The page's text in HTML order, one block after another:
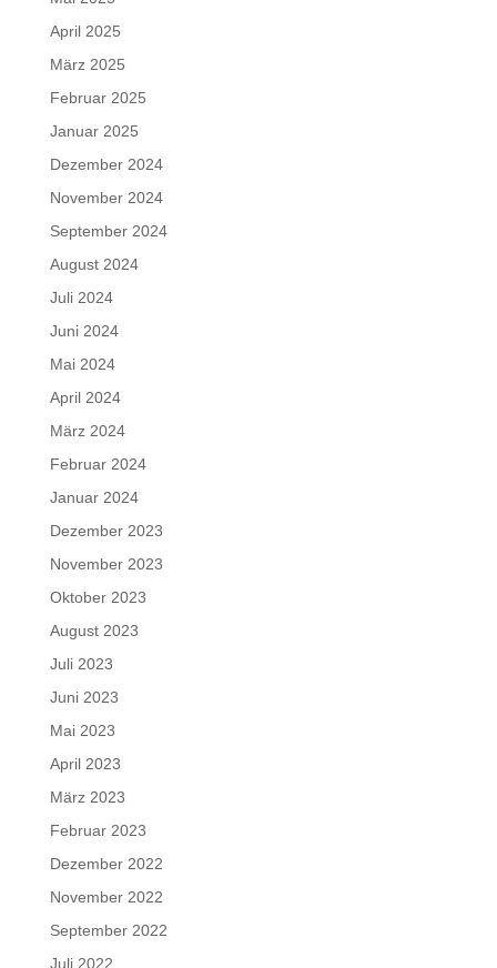
April 2025
März 2025
Februar 2025
Januar 2025
Dezember 2024
November 2024
September 2024
August 2024
Juli 2024
Juni 2024
Mai 2024
April 2024
März 2024
Februar 2024
Januar 2024
Dezember 2023
November 2023
Oktober 2023
August 2023
Juli 2023
Juni 2023
Mai 2023
April 2023
März 2023
Februar 2023
Dezember 2022
November 2022
September 2022
Juli 2022